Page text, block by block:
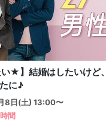
い★】結婚はしたいけど
に♪
8日(土) 13:00〜
間